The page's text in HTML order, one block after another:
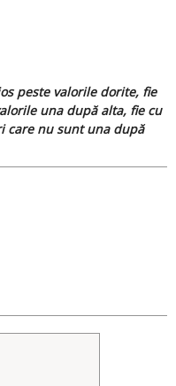
peste valorile dorite, fie
una după alta, fie cu
care nu sunt una după